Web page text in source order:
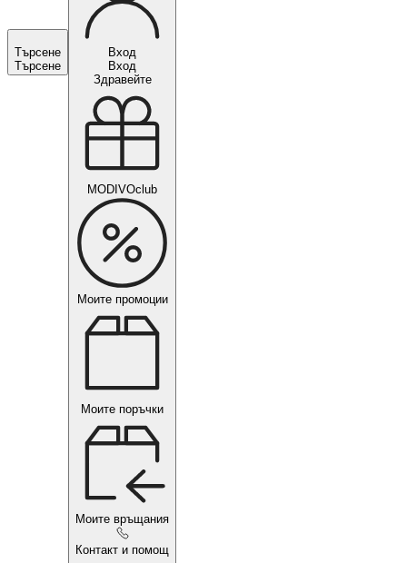
Търсене
Търсене
Вход
Вход
Здравейте
MODIVOclub
Моите промоции
Моите поръчки
Моите връщания
Контакт и помощ